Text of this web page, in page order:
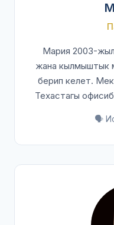
Мария 2003-
жана кылмыштык
берип келет.
Техастагы
🗣️